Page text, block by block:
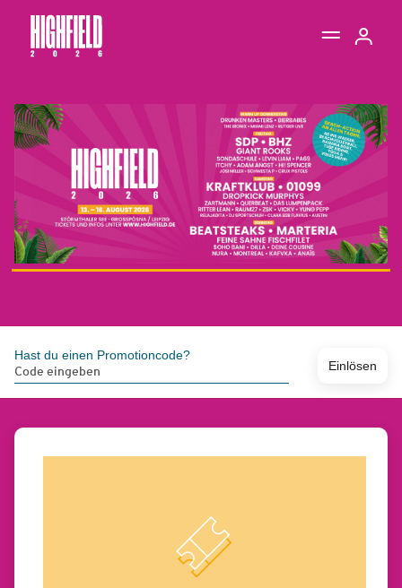
Hast du einen Promotioncode?
Einlösen